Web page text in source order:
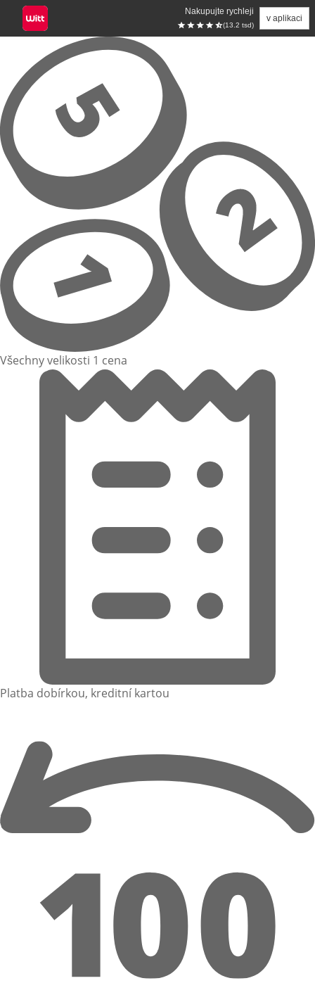
Nakupujte rychleji
(13.2 tsd)
v aplikaci
Přeskočit na hlavní obsah
Všechny velikosti 1 cena
Platba dobírkou, kreditní kartou